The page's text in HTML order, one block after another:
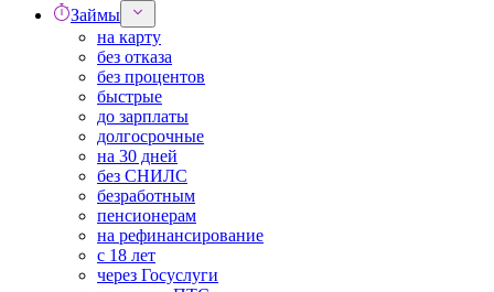
Займы
на карту
без отказа
без процентов
быстрые
до зарплаты
долгосрочные
на 30 дней
без СНИЛС
безработным
пенсионерам
на рефинансирование
с 18 лет
через Госуслуги